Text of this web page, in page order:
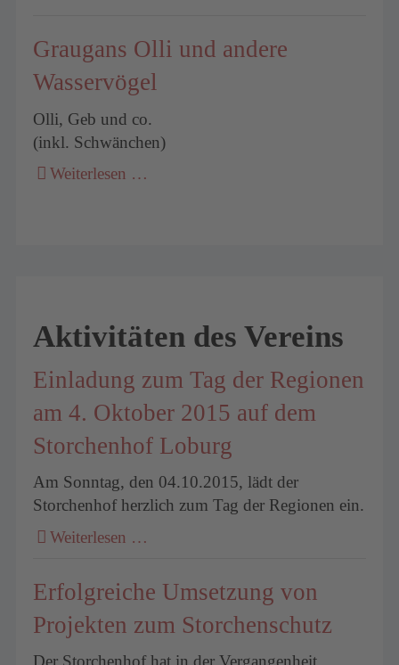
Graugans Olli und andere
Wasservögel
Olli, Geb und co.
(inkl. Schwänchen)
Weiterlesen …
Aktivitäten des Vereins
Einladung zum Tag der Regionen
am 4. Oktober 2015 auf dem
Storchenhof Loburg
Am Sonntag, den 04.10.2015, lädt der
Storchenhof herzlich zum Tag der Regionen ein.
Weiterlesen …
Erfolgreiche Umsetzung von
Projekten zum Storchenschutz